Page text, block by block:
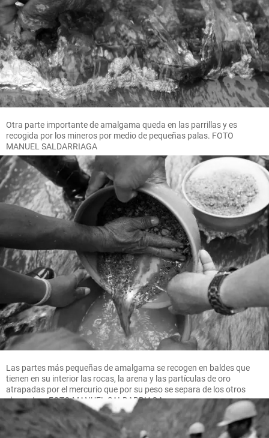
Otra parte importante de amalgama queda en las parrillas y es
recogida por los mineros por medio de pequeñas palas. FOTO
MANUEL SALDARRIAGA
Las partes más pequeñas de amalgama se recogen en baldes que
tienen en su interior las rocas, la arena y las partículas de oro
atrapadas por el mercurio que por su peso se separa de los otros
elementos. FOTO MANUEL SALDARRIAGA